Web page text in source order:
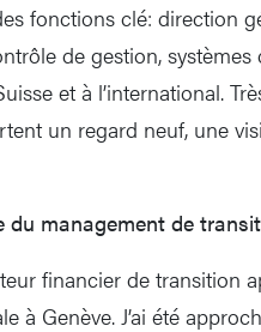
fonctions clé: direction
de gestion,
et à l’international.
un regard neuf, une
du management de
financier de transition
à Genève. J’ai été